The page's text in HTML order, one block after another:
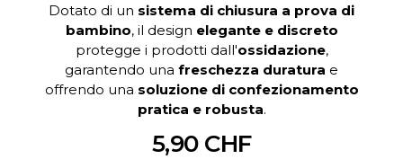
Dotato di un sistema di chiusura a prova di
bambino, il design elegante e discreto
protegge i prodotti dall'ossidazione,
garantendo una freschezza duratura e
offrendo una soluzione di confezionamento
pratica e robusta.
5,90 CHF